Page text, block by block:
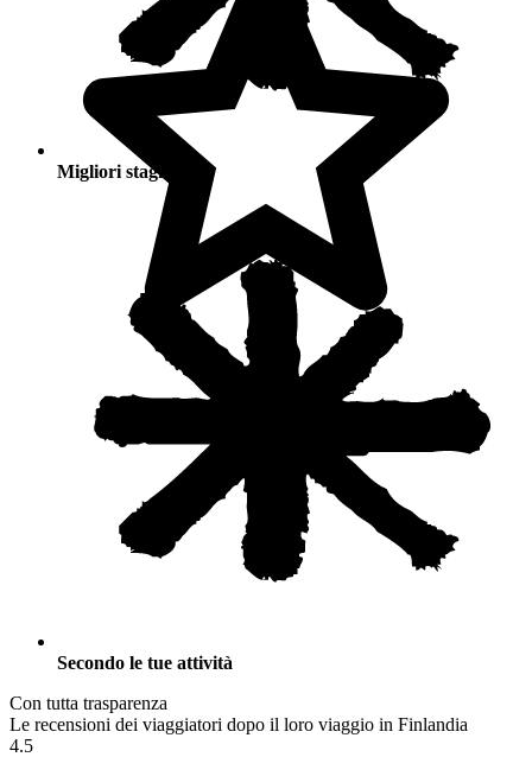
Migliori stagioni
Secondo le tue attività
Con tutta trasparenza
Le recensioni dei viaggiatori dopo il loro viaggio in Finlandia
4.5